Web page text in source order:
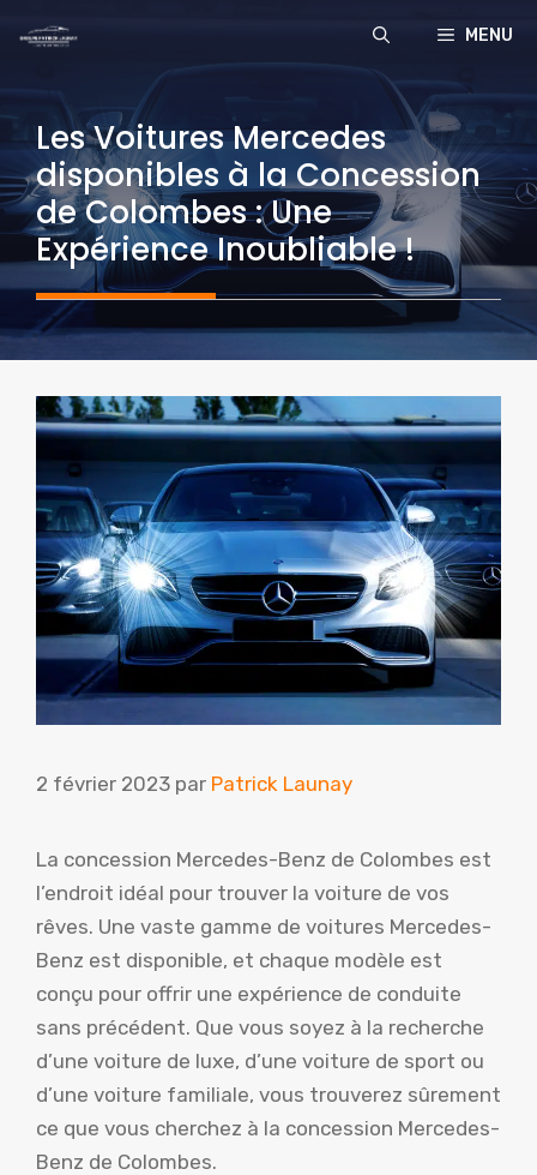
MENU
Les Voitures Mercedes
disponibles à la Concession
de Colombes : Une
Expérience Inoubliable !
2 février 2023 par Patrick Launay
La concession Mercedes-Benz de Colombes est
l’endroit idéal pour trouver la voiture de vos
rêves. Une vaste gamme de voitures Mercedes-
Benz est disponible, et chaque modèle est
conçu pour offrir une expérience de conduite
sans précédent. Que vous soyez à la recherche
d’une voiture de luxe, d’une voiture de sport ou
d’une voiture familiale, vous trouverez sûrement
ce que vous cherchez à la concession Mercedes-
Benz de Colombes.